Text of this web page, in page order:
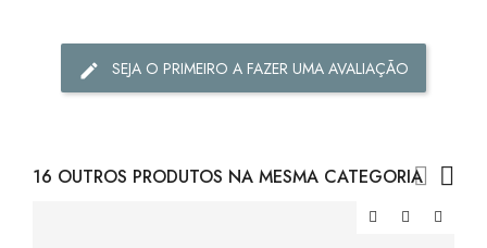
SEJA O PRIMEIRO A FAZER UMA AVALIAÇÃO
16 OUTROS PRODUTOS NA MESMA CATEGORIA